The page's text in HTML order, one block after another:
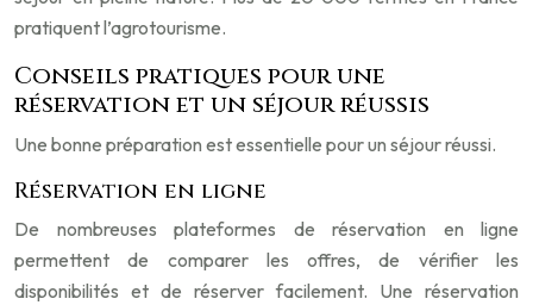
pratiquent l’agrotourisme.
Conseils pratiques pour une
réservation et un séjour réussis
Une bonne préparation est essentielle pour un séjour réussi.
Réservation en ligne
De nombreuses plateformes de réservation en ligne
permettent de comparer les offres, de vérifier les
disponibilités et de réserver facilement. Une réservation